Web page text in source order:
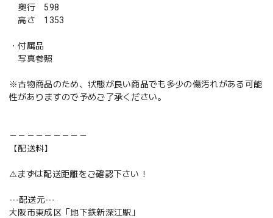
奥行 598
高さ 1353
・付属品
写真参照
※古物商品のため、状態が良い商品でも多少の傷汚れがある可能
性がありますので予めご了承ください。
－－－－－－－－－
【配送料】
⚠️まずは配送距離をご確認下さい！
---配送元---
大阪市東成区「地下鉄新深江駅」